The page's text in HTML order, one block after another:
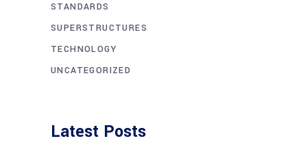
STANDARDS
SUPERSTRUCTURES
TECHNOLOGY
UNCATEGORIZED
Latest Posts